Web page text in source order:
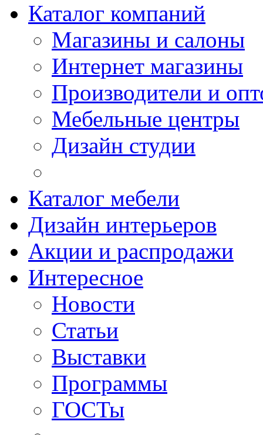
Каталог компаний
Магазины и салоны
Интернет магазины
Производители и
Мебельные центры
Дизайн студии
Каталог мебели
Дизайн интерьеров
Акции и распродажи
Интересное
Новости
Статьи
Выставки
Программы
ГОСТы